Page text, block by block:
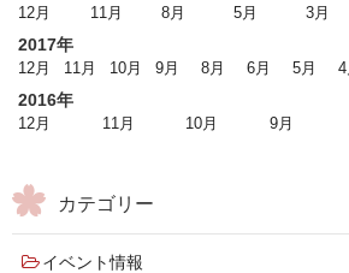
12月 11月 8月 5月 3月
2017年
12月 11月 10月 9月 8月 6月 5月 4
2016年
12月 11月 10月 9月
カテゴリー
イベント情報